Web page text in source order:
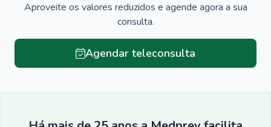
Aproveite os valores reduzidos e agende agora a sua
consulta.
Agendar teleconsulta